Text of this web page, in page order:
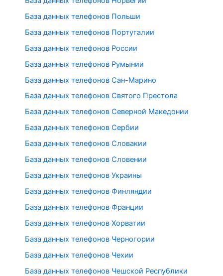
База данных телефонов Польши
База данных телефонов Португалии
База данных телефонов России
База данных телефонов Румынии
База данных телефонов Сан-Марино
База данных телефонов Святого Престола
База данных телефонов Северной Македонии
База данных телефонов Сербии
База данных телефонов Словакии
База данных телефонов Словении
База данных телефонов Украины
База данных телефонов Финляндии
База данных телефонов Франции
База данных телефонов Хорватии
База данных телефонов Черногории
База данных телефонов Чехии
База данных телефонов Чешской Республики